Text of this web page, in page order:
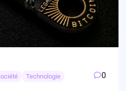
Technologie 0